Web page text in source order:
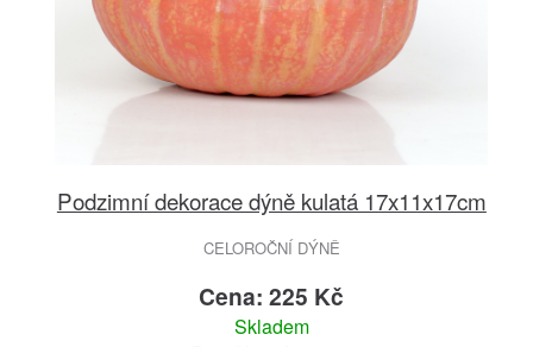
Podzimní dekorace dýně kulatá 17x11x17cm
CELOROČNÍ DÝNĚ
Cena: 225 Kč
Skladem